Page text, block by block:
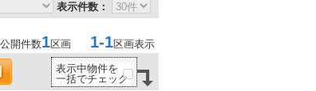
表示件数：
開件数1区画 1-1区画表示
表示中物件を
一括でチェック